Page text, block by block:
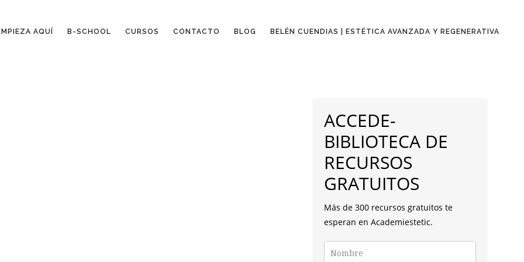
AQUÍ B-SCHOOL CURSOS CONTACTO BLOG BELÉN CUENDIAS | ESTÉTICA AVANZADA Y REGENERATIVA
LATERAL
PRINCIPAL
ACCEDE-
BIBLIOTECA DE
RECURSOS
GRATUITOS
Más de 300 recursos gratuitos te
esperan en Academiestetic.